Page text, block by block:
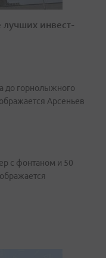
лучших инвест-
до горнолыжного
Арсеньев
с фонтаном и 50